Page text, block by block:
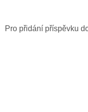
Pro přidání příspěvku